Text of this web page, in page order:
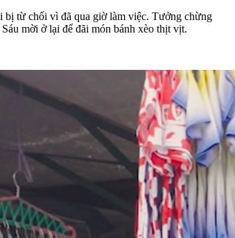
bị từ chối vì đã qua giờ làm việc. Tưởng chừng
mời ở lại để đãi món bánh xèo thịt vịt.